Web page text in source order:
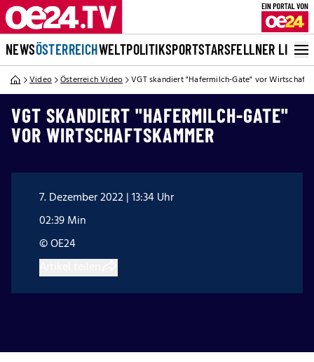
NEWSÖSTERREICHWELTPOLITIKSPORTSTARSFELLNER LIVE
Video Österreich Video VGT skandiert "Hafermilch-Gate" vor
VGT SKANDIERT "HAFERMILCH-GATE"
VOR WIRTSCHAFTSKAMMER
7. Dezember 2022 | 13:34 Uhr
02:39 Min
© OE24